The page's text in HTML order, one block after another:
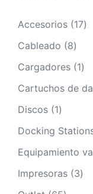
Accesorios 1717
Cableado 88
Cargadores 11
Cartuchos de
Discos 11
producto
Docking
Equipamiento
Impresoras 33